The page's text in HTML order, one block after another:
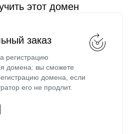
этот домен
заказ
регистрацию
домена: вы сможете
домена, если
его не продлит.